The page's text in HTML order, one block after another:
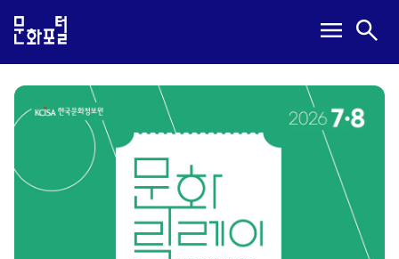
문
내
용
바
가
메
열
기
menu 검
열
기
search